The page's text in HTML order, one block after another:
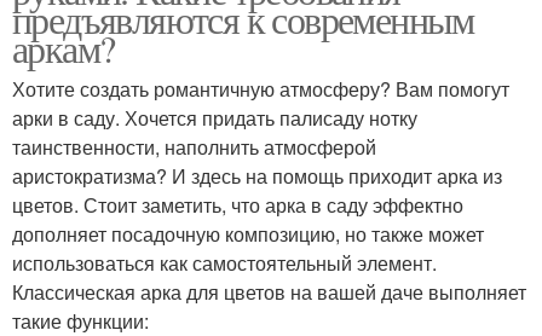
предъявляются к современным
аркам?
Хотите создать романтичную атмосферу? Вам помогут
арки в саду. Хочется придать палисаду нотку
таинственности, наполнить атмосферой
аристократизма? И здесь на помощь приходит арка из
цветов. Стоит заметить, что арка в саду эффектно
дополняет посадочную композицию, но также может
использоваться как самостоятельный элемент.
Классическая арка для цветов на вашей даче выполняет
такие функции: